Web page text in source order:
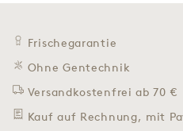
Frischegarantie
Ohne Gentechnik
Versandkostenfrei ab 70 €
Kauf auf Rechnung, mit